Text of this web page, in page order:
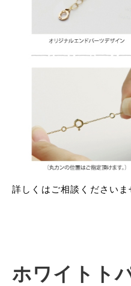
詳しくはご相談くださいま
ホワイトト